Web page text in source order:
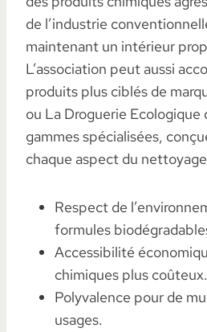
de l’industrie
maintenant un intérieur
L’association peut aussi
produits plus ciblés de
ou La Droguerie
gammes spécialisées,
chaque aspect du
Respect de
formules
Accessibilité
chimiques plus coûteux.
Polyvalence pour de
usages.